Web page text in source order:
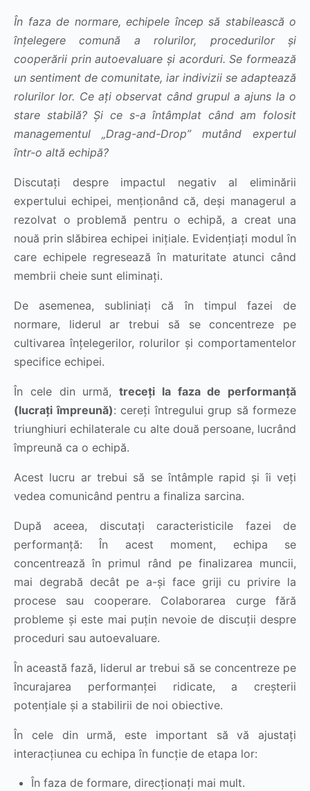
În faza de normare, echipele încep să stabilească o
înțelegere comună a rolurilor, procedurilor și
cooperării prin autoevaluare și acorduri. Se formează
un sentiment de comunitate, iar indivizii se adaptează
rolurilor lor. Ce ați observat când grupul a ajuns la o
stare stabilă? Și ce s-a întâmplat când am folosit
managementul „Drag-and-Drop” mutând expertul
într-o altă echipă?
Discutați despre impactul negativ al eliminării
expertului echipei, menționând că, deși managerul a
rezolvat o problemă pentru o echipă, a creat una
nouă prin slăbirea echipei inițiale. Evidențiați modul în
care echipele regresează în maturitate atunci când
membrii cheie sunt eliminați.
De asemenea, subliniați că în timpul fazei de
normare, liderul ar trebui să se concentreze pe
cultivarea înțelegerilor, rolurilor și comportamentelor
specifice echipei.
În cele din urmă, treceți la faza de performanță
(lucrați împreună): cereți întregului grup să formeze
triunghiuri echilaterale cu alte două persoane, lucrând
împreună ca o echipă.
Acest lucru ar trebui să se întâmple rapid și îi veți
vedea comunicând pentru a finaliza sarcina.
După aceea, discutați caracteristicile fazei de
performanță: În acest moment, echipa se
concentrează în primul rând pe finalizarea muncii,
mai degrabă decât pe a-și face griji cu privire la
procese sau cooperare. Colaborarea curge fără
probleme și este mai puțin nevoie de discuții despre
proceduri sau autoevaluare.
În această fază, liderul ar trebui să se concentreze pe
încurajarea performanței ridicate, a creșterii
potențiale și a stabilirii de noi obiective.
În cele din urmă, este important să vă ajustați
interacțiunea cu echipa în funcție de etapa lor:
În faza de formare, direcționați mai mult.